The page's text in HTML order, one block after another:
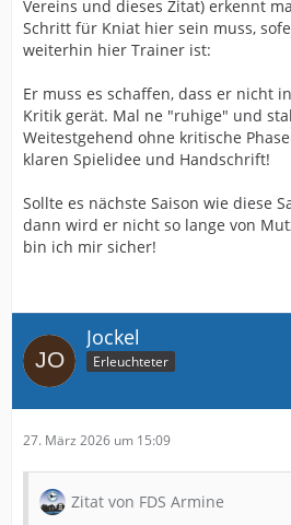
Vereins und dieses Zitat) erkennt
Schritt für Kniat hier sein muss,
weiterhin hier Trainer ist:
Er muss es schaffen, dass er nicht
Kritik gerät. Mal ne "ruhige" und
Weitestgehend ohne kritische
klaren Spielidee und Handschrift!
Sollte es nächste Saison wie diese
dann wird er nicht so lange von
bin ich mir sicher!
Jockel
Erleuchteter
27. März 2026 um 15:09
Zitat von FDS Armine